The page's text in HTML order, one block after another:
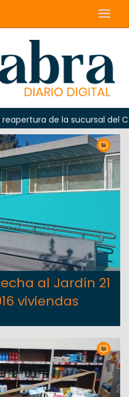
de la sucursal del
al Jardín 21
viviendas